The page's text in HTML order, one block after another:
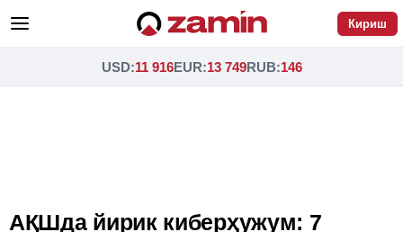
Кириш
USD:11 916EUR:13 749RUB:146
АҚШда йирик киберҳужум: 7